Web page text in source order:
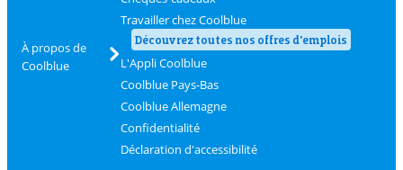
À propos de
Coolblue
Travailler chez Coolblue
Découvrez toutes nos offres d'emplois
L'Appli Coolblue
Coolblue Pays-Bas
Coolblue Allemagne
Confidentialité
Déclaration d'accessibilité